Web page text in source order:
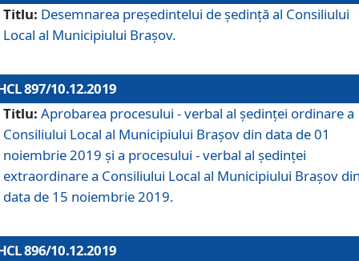
Titlu: Desemnarea preşedintelui de şedinţă al Consiliului
Local al Municipiului Braşov.
897/10.12.2019
Titlu: Aprobarea procesului - verbal al şedinţei ordinare a
Consiliului Local al Municipiului Brașov din data de 01
noiembrie 2019 și a procesului - verbal al ședinței
extraordinare a Consiliului Local al Municipiului Brașov
data de 15 noiembrie 2019.
896/10.12.2019